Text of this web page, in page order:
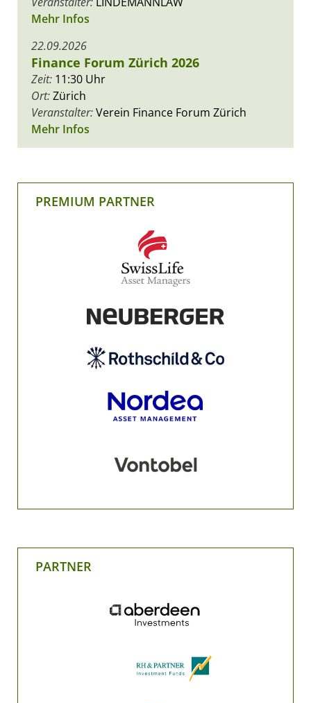
Mehr Infos
22.09.2026
Finance Forum Zürich 2026
Zeit: 11:30 Uhr
Ort:Zürich
Veranstalter:Verein Finance Forum Zürich
Mehr Infos
PREMIUM PARTNER
PARTNER